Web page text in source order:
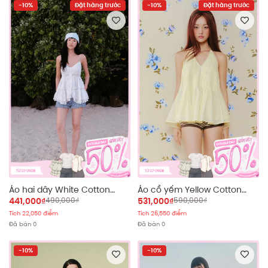
-10% Đặt hàng trước
Áo hai dây White Cotton
Cami Pleated Ruffled Top
441,000₫490,000₫
Tích 22,050 điểm
Đã bán 0
-10% Đặt hàng trước
Áo cổ yếm Yellow Cotton
Halter Neck Pleated Top
531,000₫590,000₫
Tích 26,550 điểm
Đã bán 0
-10% -10%